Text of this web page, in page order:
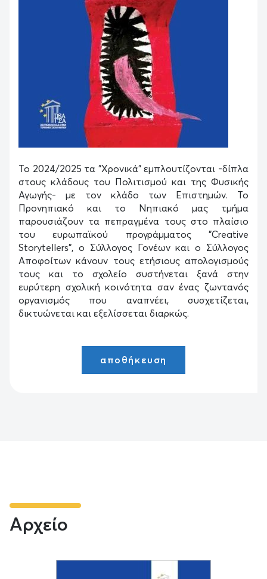
Το 2024/2025 τα "Χρονικά" εμπλουτίζονται -δίπλα
στους κλάδους του Πολιτισμού και της Φυσικής
Αγωγής- με τον κλάδο των Επιστημών. Το
Προνηπιακό και το Νηπιακό μας τμήμα
παρουσιάζουν τα πεπραγμένα τους στο πλαίσιο
του ευρωπαϊκού προγράμματος "Creative
Storytellers", ο Σύλλογος Γονέων και ο Σύλλογος
Αποφοίτων κάνουν τους ετήσιους απολογισμούς
τους και το σχολείο συστήνεται ξανά στην
ευρύτερη σχολική κοινότητα σαν ένας ζωντανός
οργανισμός που αναπνέει, συσχετίζεται,
δικτυώνεται και εξελίσσεται διαρκώς.
αποθήκευση
Αρχείο